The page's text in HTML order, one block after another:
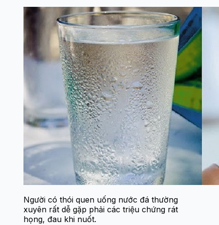
Người có thói quen uống nước đá thường
xuyên rất dễ gặp phải các triệu chứng rát
họng, đau khi nuốt.